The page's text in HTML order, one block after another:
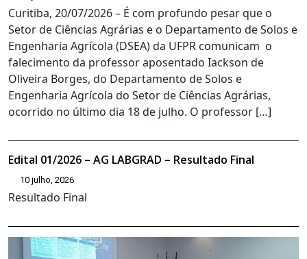
Curitiba, 20/07/2026 – É com profundo pesar que o
Setor de Ciências Agrárias e o Departamento de Solos e
Engenharia Agrícola (DSEA) da UFPR comunicam o
falecimento da professor aposentado Iackson de
Oliveira Borges, do Departamento de Solos e
Engenharia Agrícola do Setor de Ciências Agrárias,
ocorrido no último dia 18 de julho. O professor […]
Edital 01/2026 – AG LABGRAD – Resultado Final
10 julho, 2026
Resultado Final